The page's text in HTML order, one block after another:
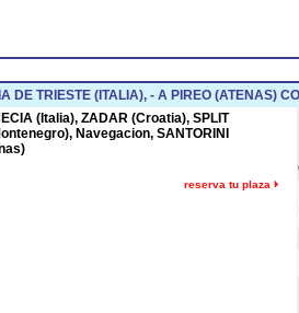
TRIESTE (ITALIA), - A PIREO (ATENAS)
(Italia), ZADAR (Croatia), SPLIT
Navegacion, SANTORINI
reserva tu plaza